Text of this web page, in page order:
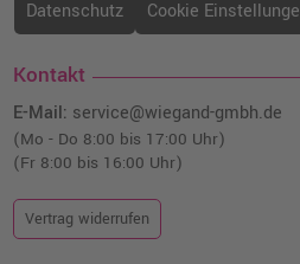
Datenschutz
Cookie
Kontakt
E-Mail: service@wiegand-gmbh.de
(Mo - Do 8:00 bis 17:00 Uhr)
(Fr 8:00 bis 16:00 Uhr)
Vertrag widerrufen